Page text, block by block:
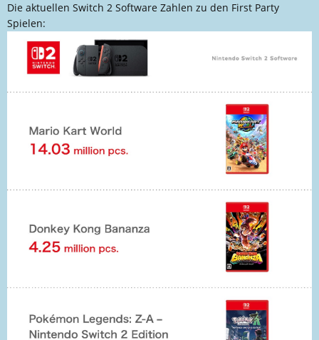
n
:
Die aktuellen Switch 2 Software Zahlen zu den First Party
Spielen: